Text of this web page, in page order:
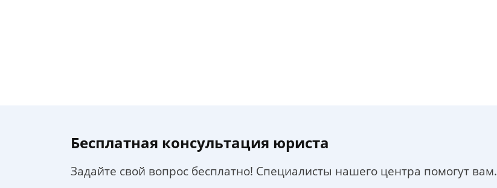
Бесплатная консультация юриста
Задайте свой вопрос бесплатно! Специалисты нашего центра помогут вам.